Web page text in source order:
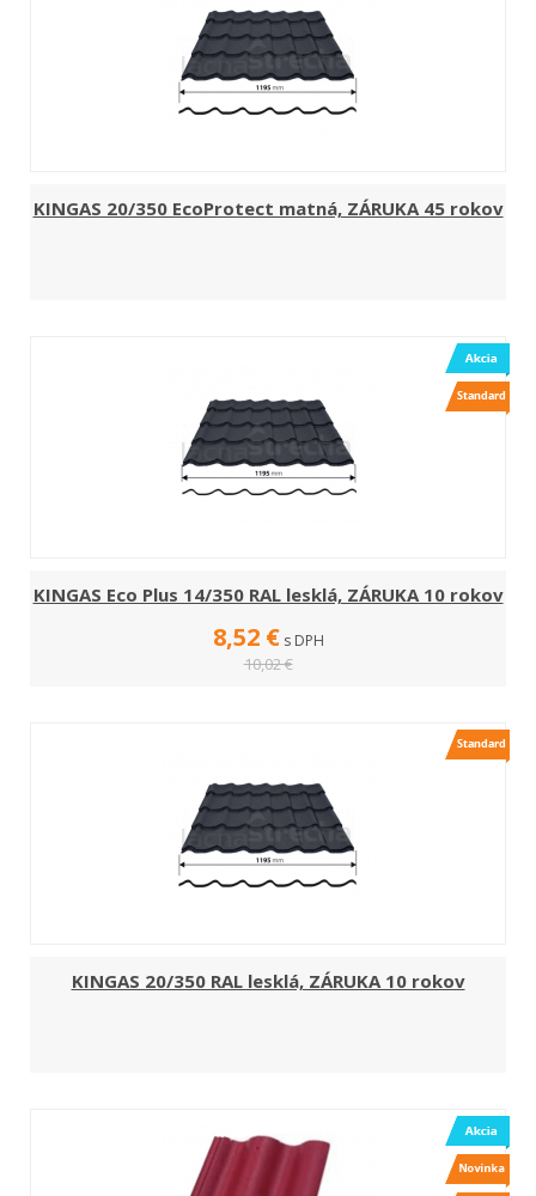
KINGAS 20/350 EcoProtect matná, ZÁRUKA 45 rokov
KINGAS Eco Plus 14/350 RAL lesklá, ZÁRUKA 10 rokov
8,52 € s DPH
10,02 €
KINGAS 20/350 RAL lesklá, ZÁRUKA 10 rokov